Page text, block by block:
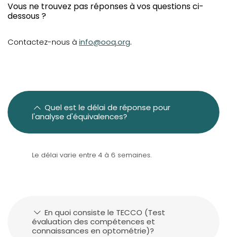
Exigences linguistiques
Vous ne trouvez pas réponses à vos questions ci-
dessous ?
Contactez-nous à info@ooq.org.
Quel est le délai de réponse pour
l'analyse d'équivalences?
Le délai varie entre 4 à 6 semaines.
En quoi consiste le TECCO (Test
évaluation des compétences et
connaissances en optométrie)?